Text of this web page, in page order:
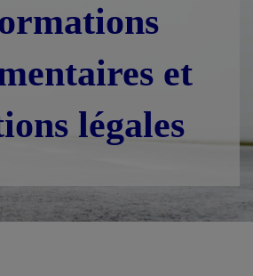
et
légales